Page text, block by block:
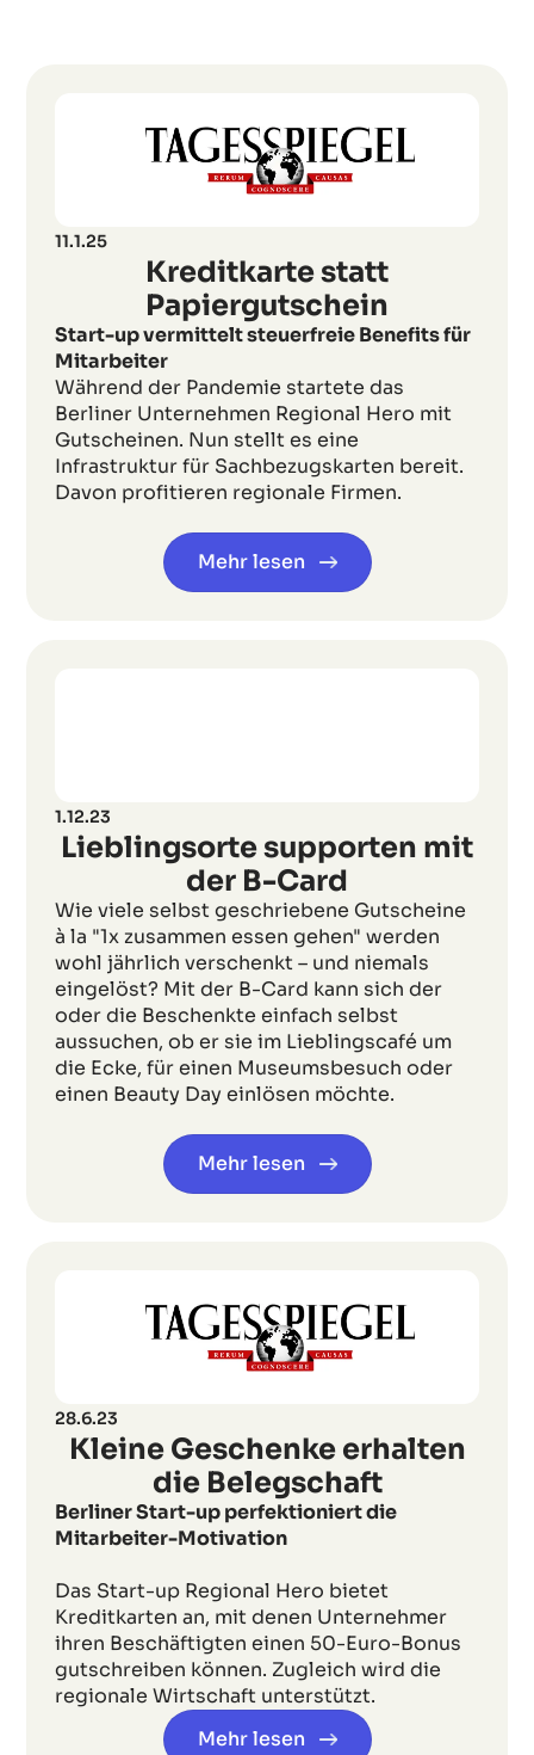
11.1.25
Kreditkarte statt
Papiergutschein
Start-up vermittelt steuerfreie Benefits für
Mitarbeiter
Während der Pandemie startete das
Berliner Unternehmen Regional Hero mit
Gutscheinen. Nun stellt es eine
Infrastruktur für Sachbezugskarten bereit.
Davon profitieren regionale Firmen.
Mehr lesen
1.12.23
Lieblingsorte supporten mit
der B-Card
Wie viele selbst geschriebene Gutscheine
à la "1x zusammen essen gehen" werden
wohl jährlich verschenkt – und niemals
eingelöst? Mit der B-Card kann sich der
oder die Beschenkte einfach selbst
aussuchen, ob er sie im Lieblingscafé um
die Ecke, für einen Museumsbesuch oder
einen Beauty Day einlösen möchte.
Mehr lesen
28.6.23
Kleine Geschenke erhalten
die Belegschaft
Berliner Start-up perfektioniert die
Mitarbeiter-Motivation
Das Start-up Regional Hero bietet
Kreditkarten an, mit denen Unternehmer
ihren Beschäftigten einen 50-Euro-Bonus
gutschreiben können. Zugleich wird die
regionale Wirtschaft unterstützt.
Mehr lesen